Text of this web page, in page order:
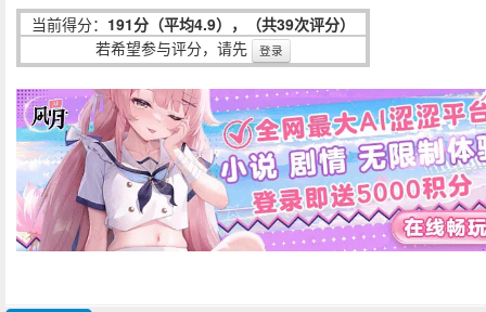
当前得分： 191分（平均4.9），（共39次评分）
若希望参与评分，请先
登录